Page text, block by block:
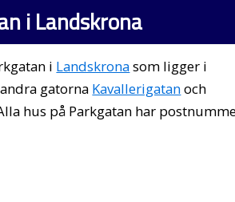
i Landskrona
i Landskronasom ligger i
gatorna Kavallerigatanoch
hus på Parkgatan har